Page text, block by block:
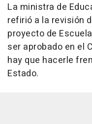
La ministra de
refirió a la revisión
proyecto de
ser aprobado en el
hay que hacerle
Estado.